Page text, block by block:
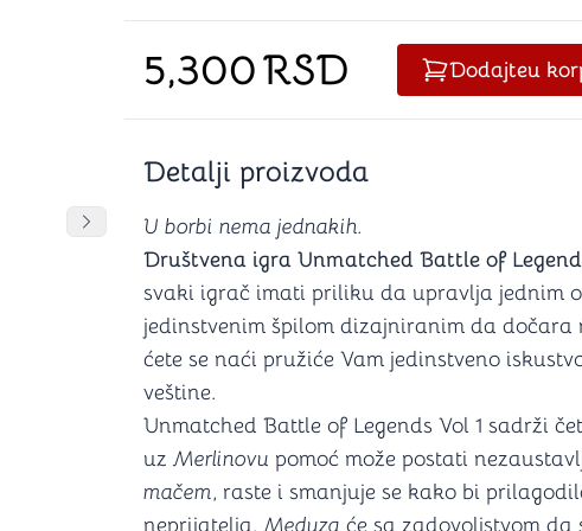
Šah
4 u 1 igre
Backgammon (Tavla)
Podloge za
Zaštite za karte
Kockice D6 (za
Kutijice
Mozgalice
Hanayama
Kocke
Ostale mozgalice
Stripovi
Pomeranje sadržaja slajdera u desno
5,300RSD Dodajteu
Detalji proizvoda
U borbi nema jednakih.
Društvena igra Unmatched Battle of
svaki igrač imati priliku da upravlja jednim
jedinstvenim špilom dizajniranim da
ćete se naći pružiće Vam jedinstveno
veštine.
Unmatched Battle of Legends Vol 1 sadrži
uz Merlinovu pomoć može postati
mačem, raste i smanjuje se kako bi
neprijatelja. Meduza će sa zadovoljstvom